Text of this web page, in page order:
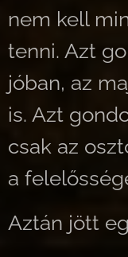
nem kell
tenni. Azt
jóban, az
is. Azt
csak az
a
Aztán jött